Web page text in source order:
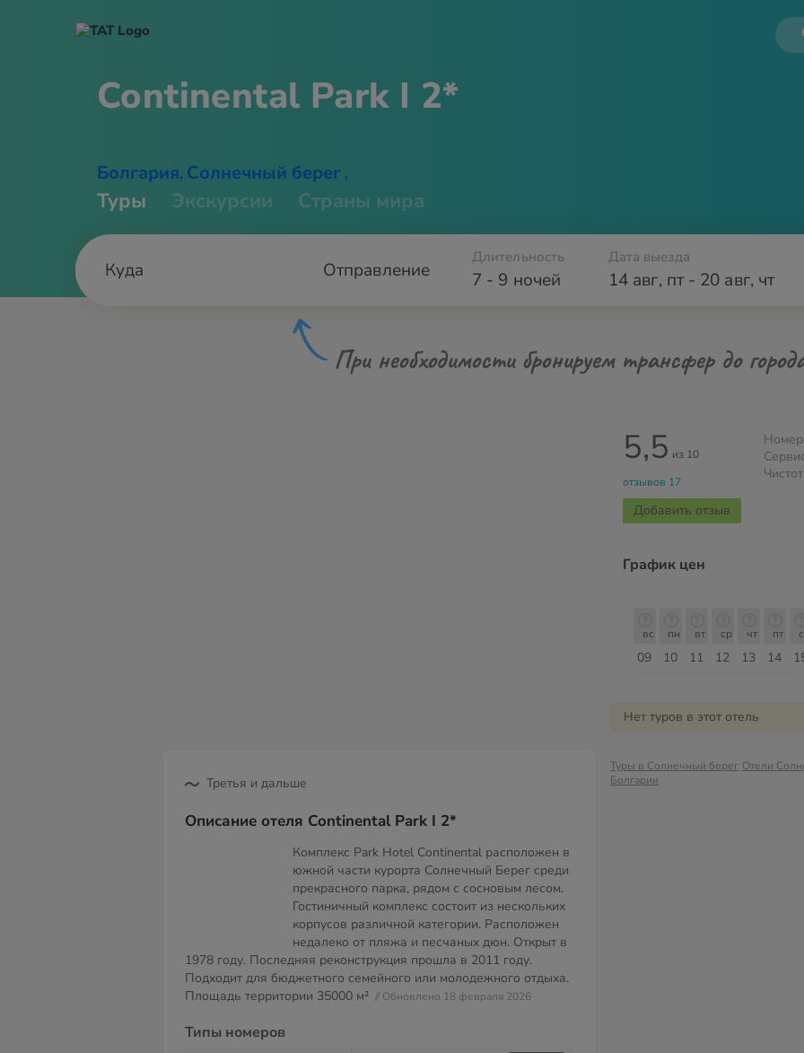
Continental Park I 2*
Болгария, Солнечный берег ,
Туры Экскурсии Страны мира
Отправление 7 - 9 ночей
Длительность Дата выезда
14 авг, пт- 20 авг, чт
При необходимости бронируем трансфер до
Третья и дальше
Описание отеля Continental Park I 2*
Комплекс Park Hotel Continental расположен в
южной части курорта Солнечный Берег среди
прекрасного парка, рядом с сосновым лесом.
Гостиничный комплекс состоит из нескольких
корпусов различной категории. Расположен
недалеко от пляжа и песчаных дюн. Открыт в
1978 году. Последняя реконструкция прошла в 2011 году.
Подходит для бюджетного семейного или молодежного отдыха.
Площадь территории 35000 м² // Обновлено 18 февраля 2026
Типы номеров
5,5 из 10
отзывов 17
Добавить отзыв
График цен
09
вс
10
пн
11
вт
12
ср
13
чт
14
пт
Нет туров в этот отель
Туры в Солнечный берег Отели
Болгарии